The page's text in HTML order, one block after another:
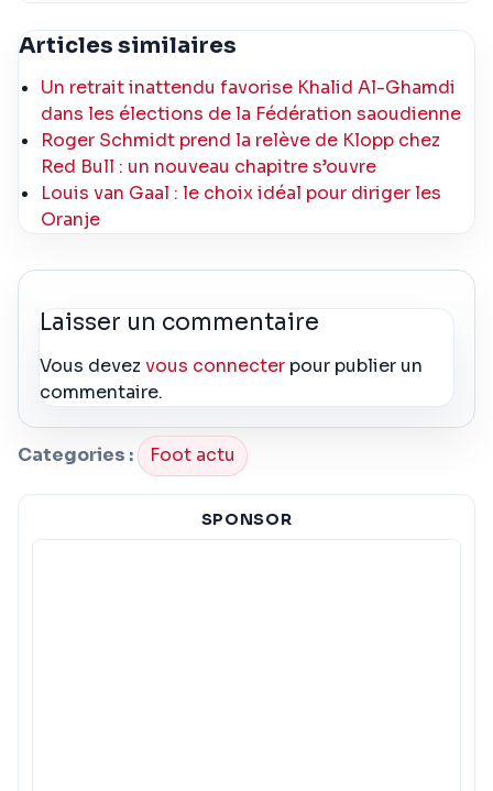
Articles similaires
Un retrait inattendu favorise Khalid Al-Ghamdi
dans les élections de la Fédération saoudienne
Roger Schmidt prend la relève de Klopp chez
Red Bull : un nouveau chapitre s’ouvre
Louis van Gaal : le choix idéal pour diriger les
Oranje
Laisser un commentaire
Vous devezvous connecter pour publier un
commentaire.
Categories : Foot actu
SPONSOR